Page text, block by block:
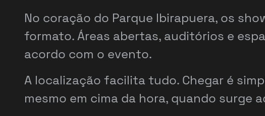
No coração do Parque Ibirapuera, os
formato. Áreas abertas, auditórios e
acordo com o evento.
A localização facilita tudo. Chegar é
mesmo em cima da hora, quando surge